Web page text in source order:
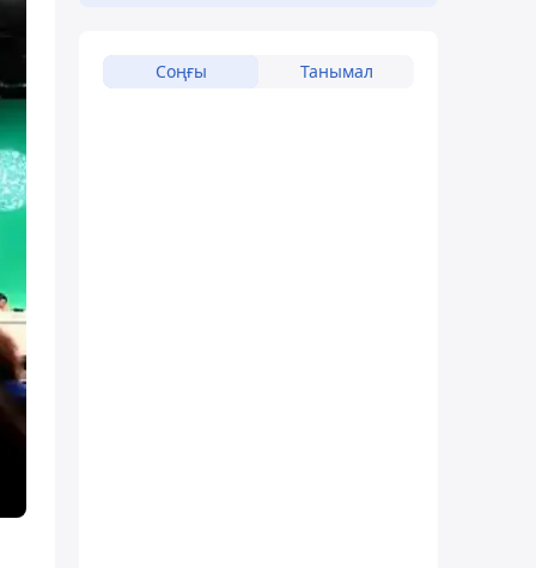
Соңғы Танымал